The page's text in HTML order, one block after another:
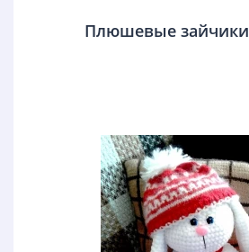
Плюшевые зайчики